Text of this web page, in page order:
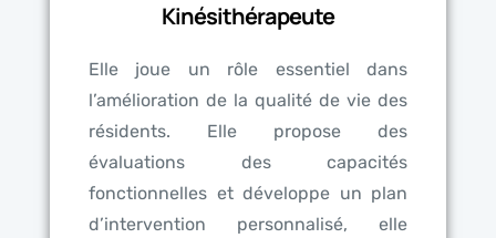
Kinésithérapeute
Elle joue un rôle essentiel dans
l’amélioration de la qualité de vie des
résidents. Elle propose des
évaluations des capacités
fonctionnelles et développe un plan
d’intervention personnalisé, elle